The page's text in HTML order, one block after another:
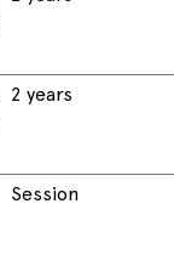
2 years
Session